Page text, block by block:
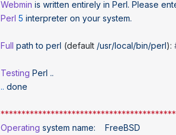
Webmin is written entirely in Perl. Please
Perl 5 interpreter on your system.
Full path to perl (default /usr/local/bin/perl):
Testing Perl ..
.. done
Operating system name:
    FreeBSD